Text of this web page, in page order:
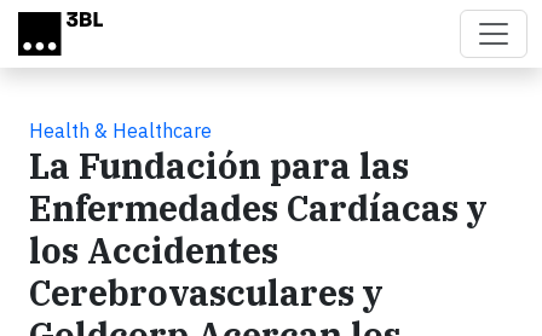
Skip to main content
Health & Healthcare
La Fundación para las
Enfermedades Cardíacas y
los Accidentes
Cerebrovasculares y